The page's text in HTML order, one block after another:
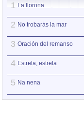
1 La llorona
2 No trobaràs la mar
3 Oración del remanso
4 Estrela, estrela
5 Na nena